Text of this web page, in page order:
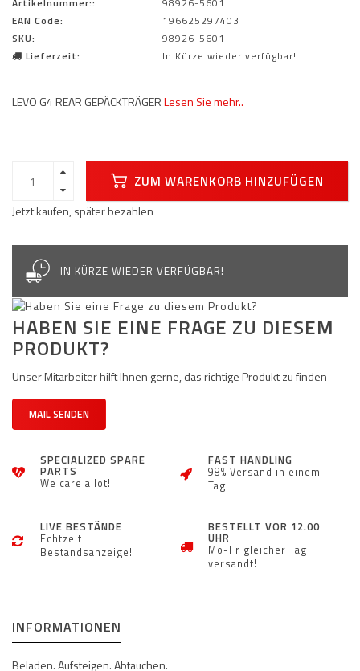
Artikelnummer::
98926-5601
EAN Code:
196625297403
SKU:
98926-5601
Lieferzeit:
In Kürze wieder verfügbar!
LEVO G4 REAR GEPÄCKTRÄGERLesen Sie mehr..
ZUM WARENKORB HINZUFÜGEN
Jetzt kaufen, später bezahlen
IN KÜRZE WIEDER VERFÜGBAR!
HABEN SIE EINE FRAGE ZU DIESEM
PRODUKT?
Unser Mitarbeiter hilft Ihnen gerne, das richtige Produkt zu finden
MAIL SENDEN
SPECIALIZED SPARE
PARTS
We care a lot!
FAST HANDLING
98% Versand in einem
Tag!
LIVE BESTÄNDE
Echtzeit
Bestandsanzeige!
BESTELLT VOR 12.00
UHR
Mo-Fr gleicher Tag
versandt!
INFORMATIONEN
Beladen. Aufsteigen. Abtauchen.